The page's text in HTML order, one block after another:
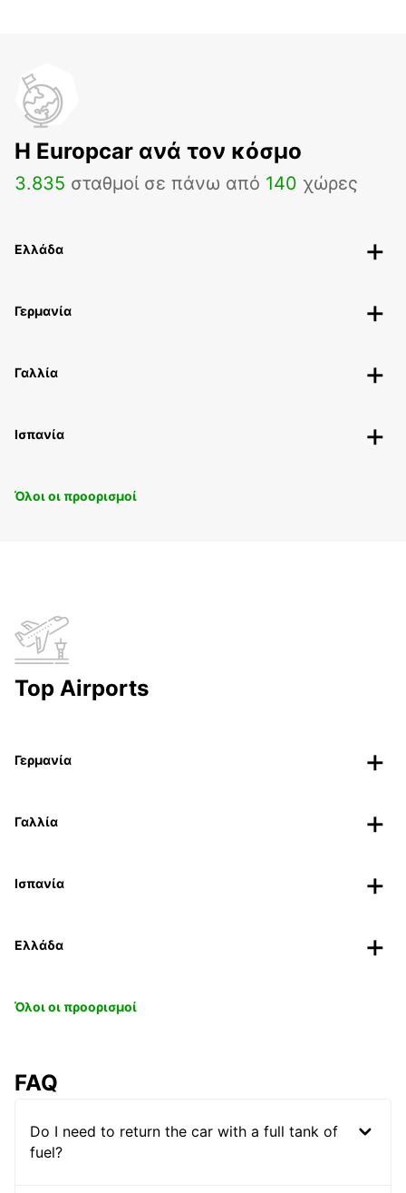
H Europcar ανά τον κόσμο
3.835 σταθμοί σε πάνω από 140 χώρες
Ελλάδα
Γερμανία
Γαλλία
Ισπανία
Όλοι οι προορισμοί
Top Airports
Γερμανία
Γαλλία
Ισπανία
Ελλάδα
Όλοι οι προορισμοί
FAQ
Do I need to return the car with a full tank of
fuel?